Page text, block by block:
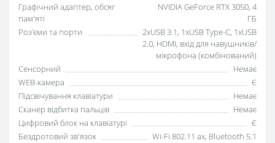
Графічний адаптер, обсяг
пам'яті
NVIDIA GeForce RTX 3050, 4
ГБ
Роз'єми та порти
2xUSB 3.1, 1xUSB Type-C, 1xUSB
2.0, HDMI, вхід для навушників/
мікрофона (комбінований)
Сенсорний
Немає
WEB-камера
Є
Підсвічування клавіатури
Немає
Сканер відбитка пальців
Немає
Цифровий блок на клавіатурі
Є
Бездротовий зв'язок
Wi-Fi 802.11 ax, Bluetooth 5.1